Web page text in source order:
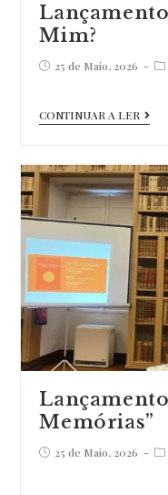
Mim?
Post25 de Maio, 2026
CONTINUAR A LER
em
Memórias”
Post25 de Maio, 2026